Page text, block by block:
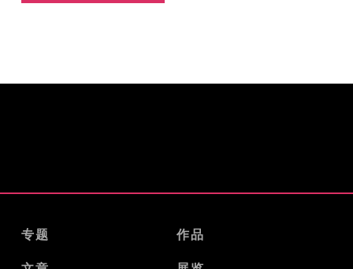
专题 作品